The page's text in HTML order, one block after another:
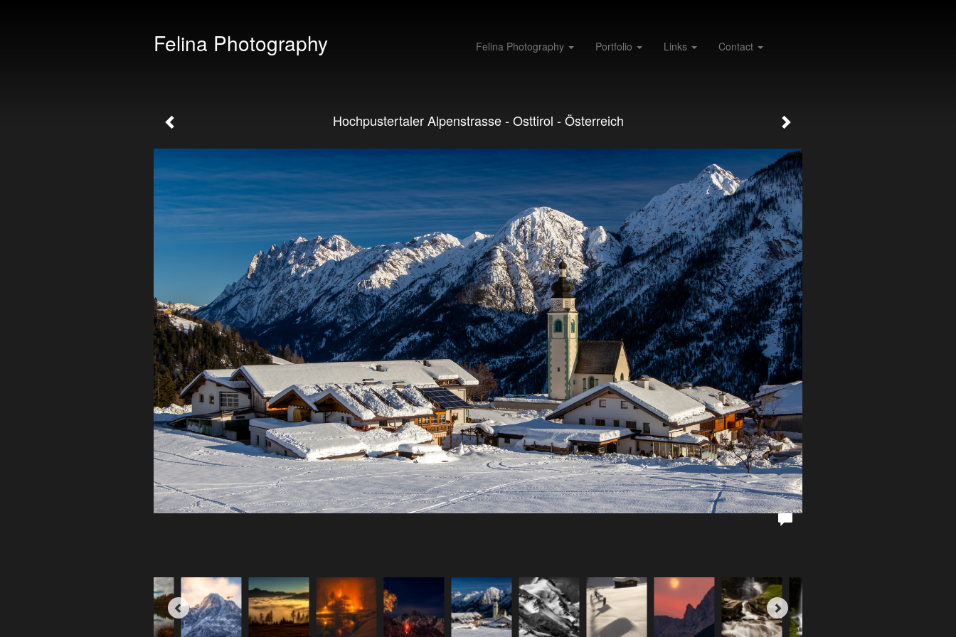
Felina Photography Felina Photography Portfolio Links Contact
Hochpustertaler Alpenstrasse - Osttirol - Österreich